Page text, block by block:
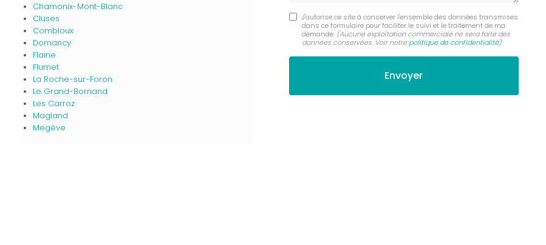
Chamonix-Mont-Blanc
Cluses
Combloux
Domancy
Flaine
Flumet
La Roche-sur-Foron
Le Grand-Bornand
Les Carroz
Magland
Megève
J'autorise ce site à conserver l'ensemble des données transmises
dans ce formulaire pour faciliter le suivi et le traitement de ma
demande. (Aucune exploitation commerciale ne sera faite des
données conservées. Voir notre politique de confidentialité)